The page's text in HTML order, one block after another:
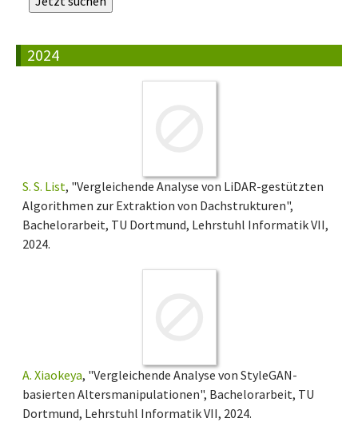
2024
S. S. List, "Vergleichende Analyse von LiDAR-gestützten
Algorithmen zur Extraktion von Dachstrukturen",
Bachelorarbeit, TU Dortmund, Lehrstuhl Informatik VII,
2024.
A. Xiaokeya, "Vergleichende Analyse von StyleGAN-
basierten Altersmanipulationen", Bachelorarbeit, TU
Dortmund, Lehrstuhl Informatik VII, 2024.